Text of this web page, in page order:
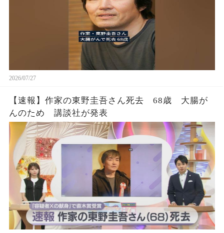
2026/07/27
【速報】作家の東野圭吾さん死去 68歳 大腸が
んのため 講談社が発表